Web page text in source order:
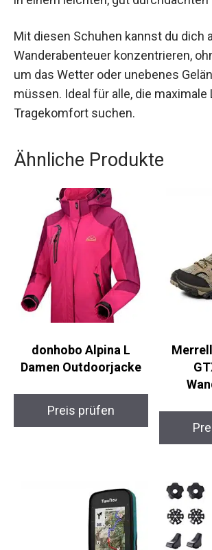
Allround-Talent für alle, die Natur
lieben. Sie verbinden Komfort,
Stabilität in einem leichten, gut
Design.
Mit diesen Schuhen kannst du dich
Wanderabenteuer konzentrieren,
zu müssen. Ideal für alle, die
Ähnliche Produkte
donhobo Alpina L
Damen Outdoorjacke
Merrell